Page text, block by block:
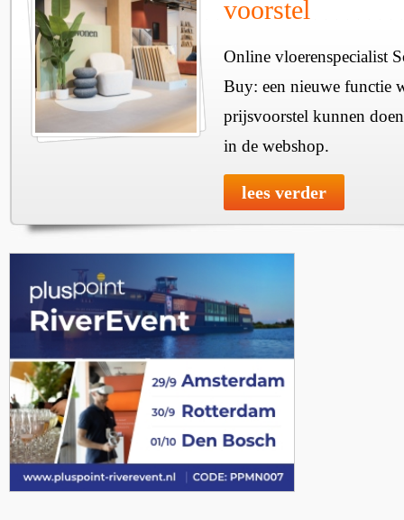
voorstel
Online vloerenspecialist
Buy: een nieuwe functie
prijsvoorstel kunnen
in de webshop.
lees verder